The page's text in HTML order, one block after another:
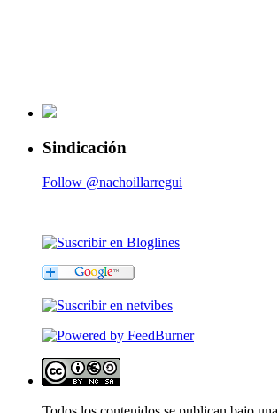
Sindicación
Follow @nachoillarregui